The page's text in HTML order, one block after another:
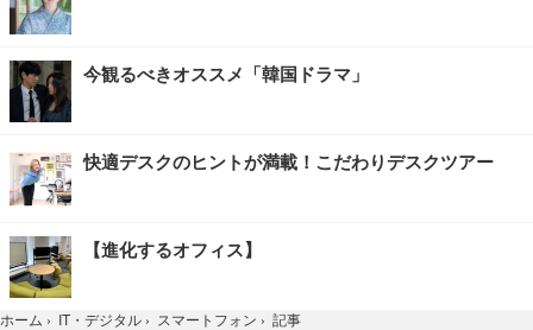
今観るべきオススメ「韓国ドラマ」
快適デスクのヒントが満載！こだわりデスクツアー
【進化するオフィス】
ホーム › IT・デジタル › スマートフォン › 記事